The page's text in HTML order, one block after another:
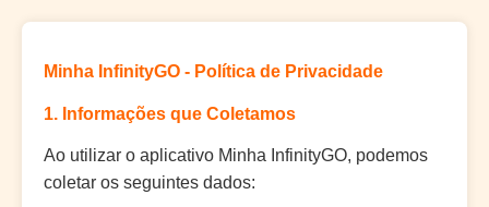
Minha InfinityGO - Política de Privacidade
1. Informações que Coletamos
Ao utilizar o aplicativo Minha InfinityGO, podemos
coletar os seguintes dados: